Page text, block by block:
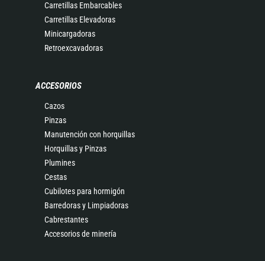
Carretillas Embarcables
Carretillas Elevadoras
Minicargadoras
Retroexcavadoras
ACCESORIOS
Cazos
Pinzas
Manutención con horquillas
Horquillas y Pinzas
Plumines
Cestas
Cubilotes para hormigón
Barredoras y Limpiadoras
Cabrestantes
Accesorios de minería